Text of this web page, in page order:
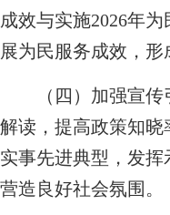
成效与实施2026年
展为民服务成效，形
（四）加强宣传引
解读，提高政策知
实事先进典型，发
营造良好社会氛围。